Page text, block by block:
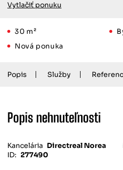
Popis Služby
30 m²
Nová ponuka
Vytlačiť ponuku
Popis nehnuteľnosti
Kancelária Directreal Norea
ID: 277490